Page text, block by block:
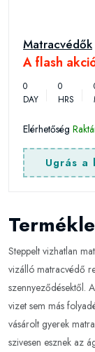
Matracvédők
A flash
0
DAY
0
HRS
Elérhetőség
Ugrás a
Steppelt vizhatlan
vizálló matracvédő
szennyeződésektől.
vizet sem más
vásárolt gyerek
szivesen esznek az